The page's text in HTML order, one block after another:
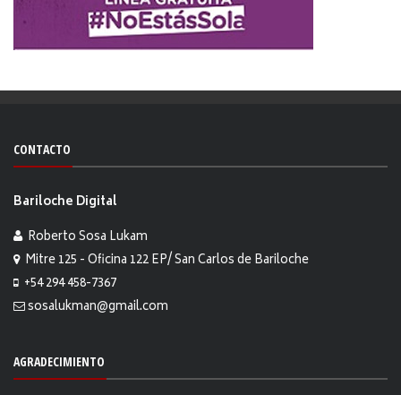
CONTACTO
Bariloche Digital
Roberto Sosa Lukam
Mitre 125 - Oficina 122 EP/ San Carlos de Bariloche
+54 294 458-7367
sosalukman@gmail.com
AGRADECIMIENTO